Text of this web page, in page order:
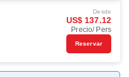
Desde
US$ 137.12
Precio/ Pers
Reservar